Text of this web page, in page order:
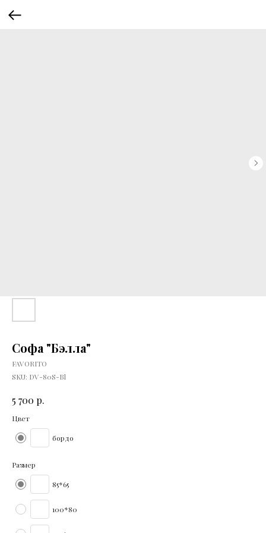
Софа "Бэлла"
FAVORITO
SKU: DV-80S-Bl
5 700 р.
Цвет
бордо
Размер
85*65
100*80